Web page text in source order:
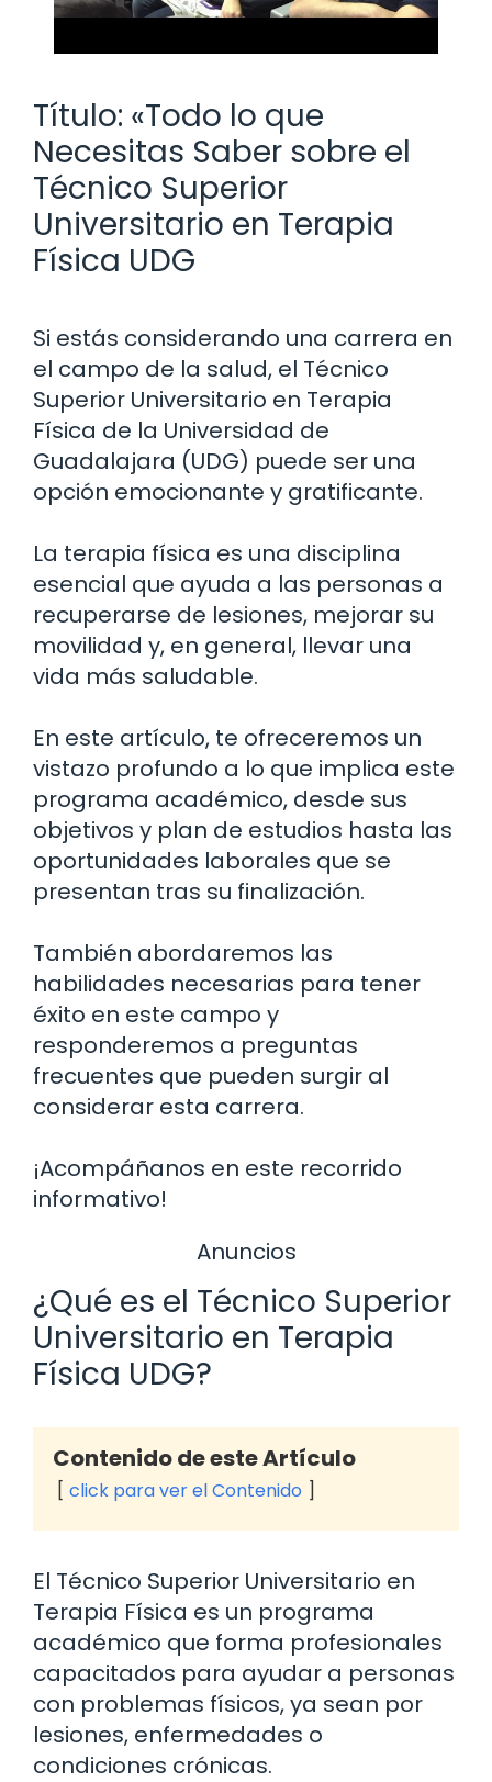
Título: «Todo lo que
Necesitas Saber sobre el
Técnico Superior
Universitario en Terapia
Física UDG
Si estás considerando una carrera en
el campo de la salud, el Técnico
Superior Universitario en Terapia
Física de la Universidad de
Guadalajara (UDG) puede ser una
opción emocionante y gratificante.
La terapia física es una disciplina
esencial que ayuda a las personas a
recuperarse de lesiones, mejorar su
movilidad y, en general, llevar una
vida más saludable.
En este artículo, te ofreceremos un
vistazo profundo a lo que implica este
programa académico, desde sus
objetivos y plan de estudios hasta las
oportunidades laborales que se
presentan tras su finalización.
También abordaremos las
habilidades necesarias para tener
éxito en este campo y
responderemos a preguntas
frecuentes que pueden surgir al
considerar esta carrera.
¡Acompáñanos en este recorrido
informativo!
Anuncios
¿Qué es el Técnico Superior
Universitario en Terapia
Física UDG?
Contenido de este Artículo
click para ver el Contenido
El Técnico Superior Universitario en
Terapia Física es un programa
académico que forma profesionales
capacitados para ayudar a personas
con problemas físicos, ya sean por
lesiones, enfermedades o
condiciones crónicas.